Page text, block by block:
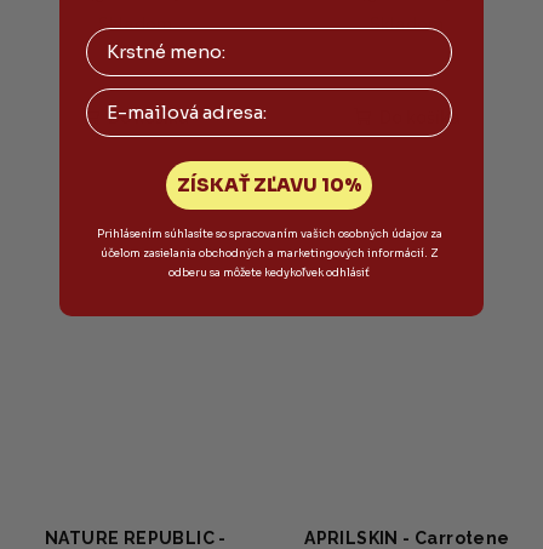
maslom a vôňou hotel
wood 50ml
Skladom
Do košíka
Skladom
Do košíka
NATURE REPUBLIC -
APRILSKIN - Carrotene
Email
ZÍSKAŤ ZĽAVU 10%
Prihlásením súhlasíte so spracovaním vašich osobných údajov za
účelom zasielania obchodných a marketingových informácií. Z
odberu sa môžete kedykoľvek odhlásiť